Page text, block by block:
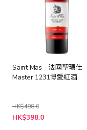
Saint Mas - 法國聖瑪仕
Master 1231博愛紅酒
HK$498.0
特
殊
HK$398.0